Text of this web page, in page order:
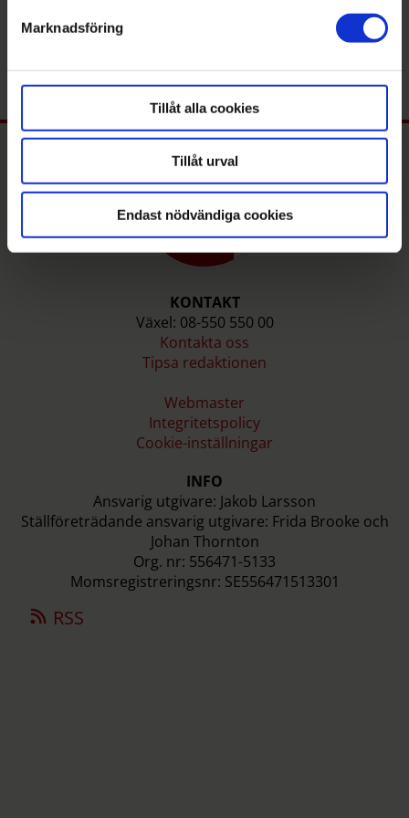
. Du kan ändra eller dra tillbaka ditt samtycke när som
Marknadsföring
Tillåt alla cookies
Tillåt urval
Endast nödvändiga cookies
mathilda.nilsson@mitti.se
KONTAKT
Växel: 08-550 550 00
Kontakta oss
Tipsa redaktionen
Webmaster
Integritetspolicy
Cookie-inställningar
INFO
Ansvarig utgivare: Jakob Larsson
Ställföreträdande ansvarig utgivare: Frida Brooke och
Johan Thornton
Org. nr: 556471-5133
Momsregistreringsnr: SE556471513301
RSS